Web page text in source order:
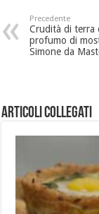
Precedente
Crudità di terra
profumo di
Simone da
Articoli collegati